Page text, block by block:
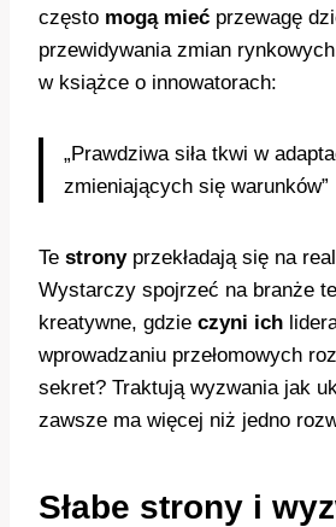
często mogą mieć przewagę
przewidywania zmian
w książce o innowatorach:
„Prawdziwa siła tkwi w
zmieniających się warunków”
Te stronyprzekładają się na
Wystarczy spojrzeć na branże
kreatywne, gdzie czyni ich
wprowadzaniu przełomowych
sekret? Traktują wyzwania jak
zawsze ma więcej niż jedno
Słabe strony i